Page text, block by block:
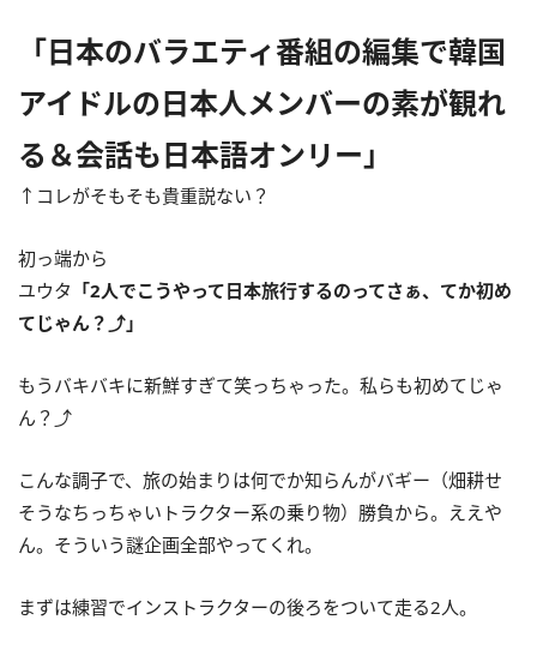
「日本のバラエティ番組の編集で韓国
アイドルの日本人メンバーの素が観れ
る＆会話も日本語オンリー」
↑コレがそもそも貴重説ない？
初っ端から
ユウタ 「2人でこうやって日本旅行するのってさぁ、てか初め
てじゃん？⤴」
もうバキバキに新鮮すぎて笑っちゃった。私らも初めてじゃ
ん？⤴
こんな調子で、旅の始まりは何でか知らんがバギー（畑耕せ
そうなちっちゃいトラクター系の乗り物）勝負から。ええや
ん。そういう謎企画全部やってくれ。
まずは練習でインストラクターの後ろをついて走る2人。